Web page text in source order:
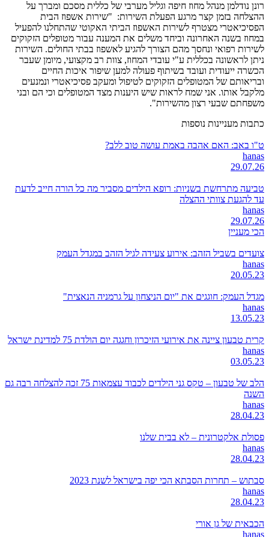
רונן נודלמן מנהל מחוז חיפה וגליל מערבי של כללית מסכם ומברך על
ההצלחה בזמן קצר מרגע הפעלת השירות: "שירות אשפוז הבית
הפסיכיאטרי מצטרף לשירות האשפוז הביתי האקוטי שהתחלנו להפעיל
במחוז בשנה האחרונה וביחד משלים את המענה עבור מטופלים הזקוקים
לשירות רפואי ונחסך מהם הצורך להגיע לאשפוז בבתי החולים. השירות
ניתן לראשונה בכללית ע"י עובדי המחוז, צוות רב מקצועי, מיומן שעבר
הכשרה ייעודית ועובד בשיתוף פעולה למען שיפור איכות החיים
ובריאותם של המטופלים הזקוקים לטיפול ומעקב פסיכיאטרי ונמנעים
מלקבל אותו. אני שמח לראות שיש היענות מצד המטופלים וכי הם ובני
משפחתם שבעי רצון מהשירות".
כתבות מעניינות נוספות
ט"ו באב: האם אהבה באמת עושה טוב ללב?
hanas
29.07.26
טביעה מתרחשת בשניות: רופא הילדים מסביר מה כל הורה חייב לדעת
עד להגעת צוותי ההצלה
hanas
29.07.26
הכי מעניין
צועדים בשביל הזהב: אירוע צעידה לגיל הזהב במגדל העמק
hanas
20.05.23
מגדל העמק: חוגגים את "יום הניצחון על גרמניה הנאצית"
hanas
13.05.23
קרית טבעון ציינה את אירועי הזיכרון וחגגה יום הולדת 75 למדינת ישראל
hanas
03.05.23
הלב של טבעון – טקס גני הילדים לכבוד עצמאות 75 זכה להצלחה רבה גם
השנה
hanas
28.04.23
פסולת אלקטרונית – לא בבית שלנו
hanas
28.04.23
סבתוש – תחרות הסבתא הכי יפה בישראל לשנת 2023
hanas
28.04.23
הכבאית של גן אורי
hanas